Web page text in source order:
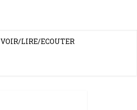
VOIR/LIRE/ECOUTER